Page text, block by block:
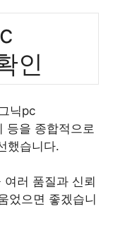
인
닉pc
등을 종합적으로
했습니다.
러 품질과 신뢰
었으면 좋겠습니